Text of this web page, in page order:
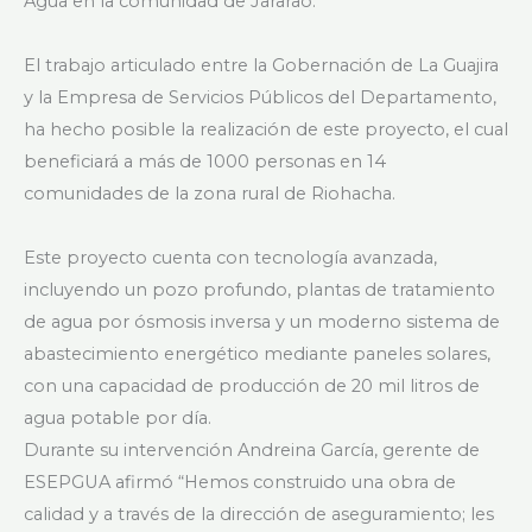
El trabajo articulado entre la Gobernación de La Guajira
y la Empresa de Servicios Públicos del Departamento,
ha hecho posible la realización de este proyecto, el cual
beneficiará a más de 1000 personas en 14
comunidades de la zona rural de Riohacha.
Este proyecto cuenta con tecnología avanzada,
incluyendo un pozo profundo, plantas de tratamiento
de agua por ósmosis inversa y un moderno sistema de
abastecimiento energético mediante paneles solares,
con una capacidad de producción de 20 mil litros de
agua potable por día.
Durante su intervención Andreina García, gerente de
ESEPGUA afirmó “Hemos construido una obra de
calidad y a través de la dirección de aseguramiento; les